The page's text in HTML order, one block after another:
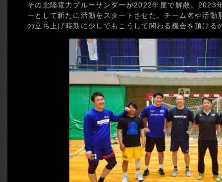
その北陸電力ブルーサンダーが2022年度で解散。2023
ーとして新たに活動をスタートさせた。チーム名や活動
の立ち上げ時期に少しでもこうして関わる機会を頂ける